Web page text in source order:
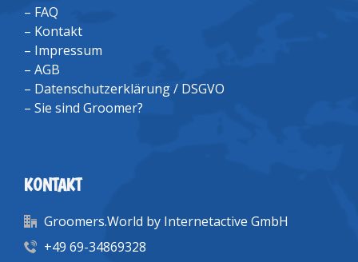
– FAQ
– Kontakt
– Impressum
– AGB
– Datenschutzerklärung / DSGVO
– Sie sind Groomer?
KONTAKT
Groomers.World by Internetactive GmbH
+49 69-34869328